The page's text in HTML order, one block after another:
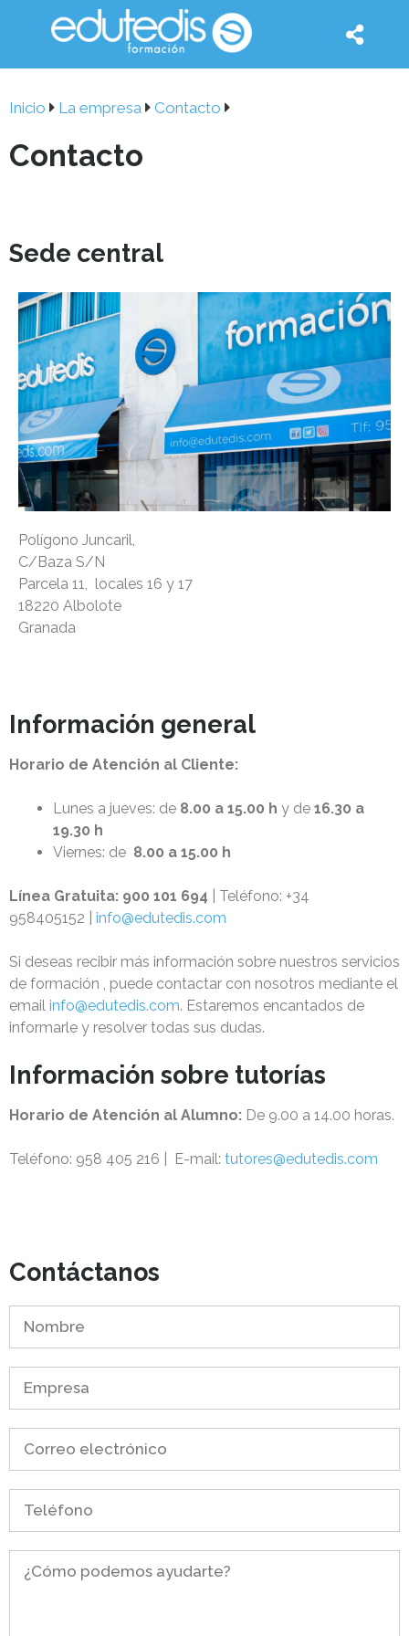
Inicio La empresa Contacto
Contacto
Sede central
Polígono Juncaril,
C/Baza S/N
Parcela 11, locales 16 y 17
18220 Albolote
Granada
Información general
Horario de Atención al Cliente:
Lunes a jueves: de 8.00 a 15.00 h y de 16.30 a
19.30 h
Viernes: de 8.00 a 15.00 h
Línea Gratuita: 900 101 694 | Teléfono: +34
958405152
info@edutedis.com
Si deseas recibir más información sobre nuestros servicios
de formación , puede contactar con nosotros mediante el
email info@edutedis.com. Estaremos encantados de
informarle y resolver todas sus dudas.
Información sobre tutorías
Horario de Atención al Alumno: De 9.00 a 14.00 horas.
Teléfono: 958 405 216 | E-mail: tutores@edutedis.com
Contáctanos